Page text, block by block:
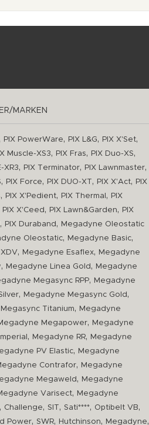
MARKEN
PIX PowerWare, PIX L&G, PIX X'Set,
Muscle-XS3, PIX Fras, PIX Duo-XS,
XR3, PIX Terminator, PIX Lawnmaster,
, PIX Force, PIX DUO-XT , PIX X'Act,
PIX
, PIX X'Pedient, PIX Thermal ,
PIX
PIX X'Ceed , PIX Lawn&Garden,
PIX
, PIX Duraband ,
Megadyne Oleostatic
Oleostatic, Megadyne Basic,
, Megadyne Esaflex,
Megadyne
, Megadyne Linea Gold ,
Megadyne
Megasync RPP,
Megadyne
, Megadyne Megasync Gold ,
Titanium,
Megadyne
Megapower,
Megadyne
, Megadyne RR,
Megadyne
PV Elastic,
Megadyne
Contrafor,
Megadyne
Megaweld ,
Megadyne
Varisect,
Megadyne
Challenge, SIT , Sati****, Optibelt VB,
Power, SWR, Hutchinson, Megadyne,